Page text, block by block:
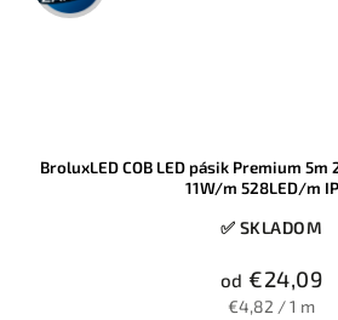
BroluxLED COB LED pásik Premium 5m
11W/m 528LED/m
✅ SKLADOM
od €24,09
€4,82 / 1 m